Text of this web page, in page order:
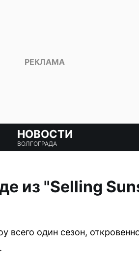
НОВОСТИ
ВОЛГОГРАДА
из "Selling
один сезон,